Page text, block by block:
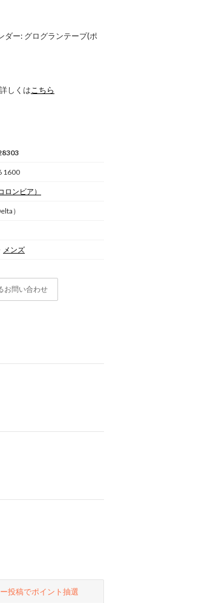
ダー: グログランテープ(ポ
しくは こちら
1600
ロンビア）
）
メンズ
お問い合わせ
投稿でポイント抽選